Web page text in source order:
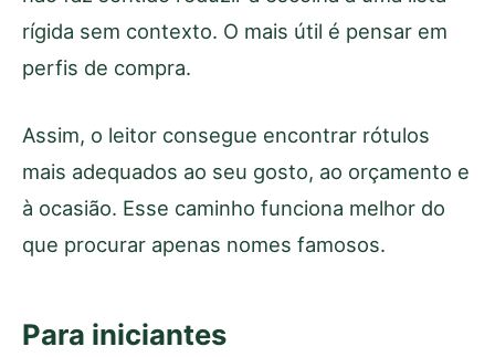
rígida sem contexto. O mais útil é pensar em
perfis de compra.
Assim, o leitor consegue encontrar rótulos
mais adequados ao seu gosto, ao orçamento e
à ocasião. Esse caminho funciona melhor do
que procurar apenas nomes famosos.
Para iniciantes